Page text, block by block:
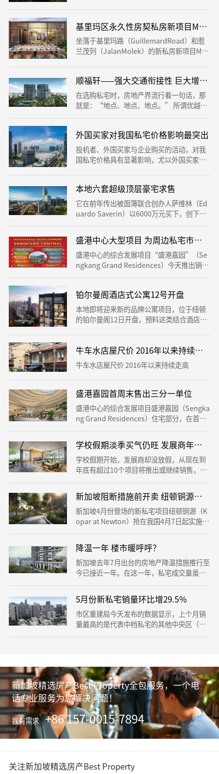
基里玛区永久性房契私房新项目Mori,
坐落于基里玛路（GuillemardRoad）和惹
兰茂列（JalanMolek）的新私房新项目Mor
至今较大的永久性房契私房新项目，开发商
是乐斯太平洋控股（Roxy-PacificHolding
s）。
顺福轩——强大交通衔接性 巨大增值潜
在选购私宅时，房地产界流行着一句话，那
就是：“地点、地点、地点。” 所谓优越的
建地产开发的私宅项目“顺福轩”（JadeSc
ape），便有着强大交通衔接性，连接多达
四条地铁线，包括地铁环线、南北线、汤申-
东海岸线以及跨岛线，让你更快速地进入学
校，购物中心和工作场所，是新加坡交通最
便利的私宅项目之一。
外国买家对我国私宅价格影响最突出
投机者、外国买家与企业购买的活动，对我
国私宅价格具有显著影响，尤以外国买家表
与企业购买，外国买家需求增强时，对私宅
价格的影响更大
本地六套超级顶层豪宅求售
它在前年传出被面簿联合创办人萨维林（Ed
uardo Saverin）以6000万元买下，创下本
豪庭（Le Nouvel Ardmore），在2015年被
阿里巴巴创办人之一孙彤宇以5100万元买
下。
盛港中心大型项目 为周边私宅市场注
盛港中心的综合发展项目“盛港嘉园”（Se
ngkang Grand Residences）今天推出销
市场注入活力。 盛港嘉园位于万国地铁站
（Buangkok）旁，由凯德集团（Capitalan
d）和城市发展（CDL）两大房地产商携手打
造。除了住宅，这个项目还包括一个三层楼
的零售商场、民众俱乐部、小贩中心、托儿
所和巴士转换站，并可直通万国地铁站。
铂尔曼阁酒店式公寓12号开盘
本地即将迎来新的品牌公寓项目，位于纽顿
的铂尔曼阁12日开盘，预料这类结合酒店服
于永久地契，楼高30层，共有340个单位，
包括一卧房至四卧房单位。铂尔曼阁的销售
从每平方英尺2800元起跳，一卧房和二卧房
单位售价分别从133万元和187万元起跳。
牛车水店屋尺价 2016年以来持续走高
牛车水店屋尺价 2016年以来持续走高
盛港嘉园首周末售出三分一单位
盛港中心的综合发展项目盛港嘉园（Sengka
ng Grand Residences）住宅部分，在首个
方英尺1700元。 发展商凯德集团（Capitala
nd）和城市发展（CDL）周日发文告说，盛
港嘉园在周末共售出216个单位，占首批推
出280个的单位的77％，卖得最好的是一卧
学校假期淡季买气仍旺 发展商年底前
学校假期开始，发展商却没放假，从现在到
年底有超过10个项目将推出或继续销售，单
通常是楼市淡季，很少新项目推出，但由于
私宅买气仍旺，所以即便是淡季，发展商也
不想错过任何销售良机。 世邦魏理仕研究部
主管沈振伦接受《联合早报》访问时表示，
见。
新加坡阻断措施前开卖 纽顿铜源销量
新加坡4月份登场的新私宅项目纽顿铜源（K
opar at Newton）抢在我国4月7日起实施冠
新私宅销量冠军。
降温一年 楼市暖呼呼？
新加坡去年7月出台的房地产降温措施推行至
今已接近一年。在这一年，私宅成交量虽然
商也没有放缓私宅销售的步伐。 今年下半
年，市场预计有至少14个新私宅项目登场，
单位总数多达5655个。 这一轮降温措施是如
何影响新私宅的销售？随着中美贸易战升温
5月份新私宅销量环比增29.5％
市区重建局今天发布的数据显示，上个月销
量最高的是代表中档私宅的其他中央区（RC
则卖出57个单位。
新加坡精选房产Best Property全包服务，一个电
话专业服务为您解决问题！
我有需求 +86 157-0015-7894
关注新加坡精选房产Best Property